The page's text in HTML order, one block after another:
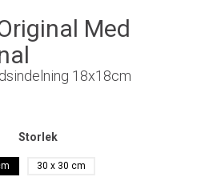
Med
18x18cm
Storlek
30 x 30 cm